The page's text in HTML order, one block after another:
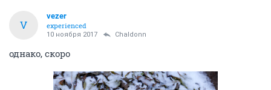
V
vezer
experienced
10 ноября 2017 Chaldonn
однако, скоро